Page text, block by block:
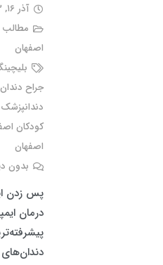
آذر ۱۶, ۱۴۰۳
مطالب
اصفهان
جراح
کودکان
اصفهان
بدون
پس زدن
درمان